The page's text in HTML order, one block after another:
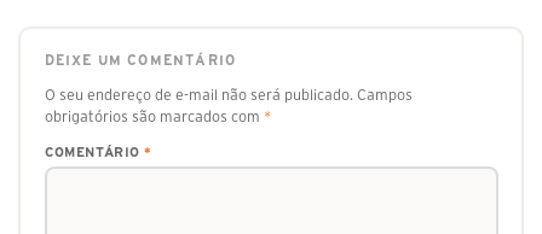
DEIXE UM COMENTÁRIO
O seu endereço de e-mail não será publicado. Campos
obrigatórios são marcados com *
COMENTÁRIO *